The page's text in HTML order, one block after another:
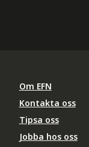
Om EFN
Kontakta oss
Tipsa oss
Jobba hos oss